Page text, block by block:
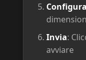
Invia:
avviare